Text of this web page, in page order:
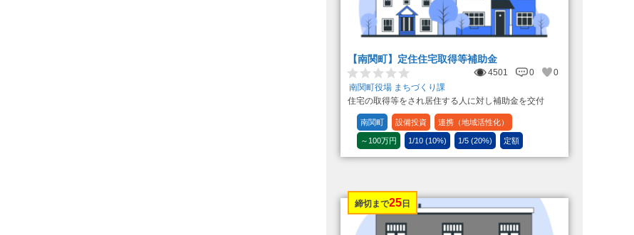
【南関町】定住住宅取得等補助金
4501 0
0
南関町役場 まちづくり課
住宅の取得等をされ居住する人に対し補助金を交付
南関町 設備投資 連携（地域活性化）
～100万円 1/10 (10%) 1/5 (20%) 定額
締切まで25 日